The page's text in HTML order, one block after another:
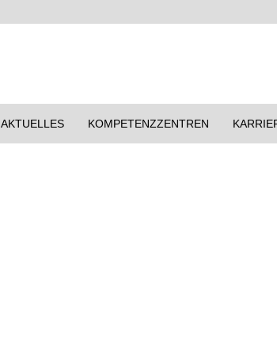
AKTUELLES KOMPETENZZENTREN